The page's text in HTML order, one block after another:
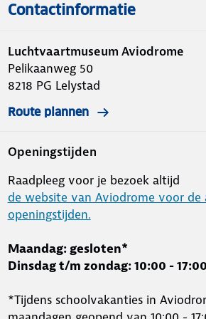
Contactinformatie
Luchtvaartmuseum Aviodrome
Pelikaanweg 50
8218 PG Lelystad
Route plannen
Openingstijden
Raadpleeg voor je bezoek altijd
de website van Aviodrome voor de
openingstijden.
Maandag: gesloten*
Dinsdag t/m zondag: 10:00 - 17:00
*Tijdens schoolvakanties in